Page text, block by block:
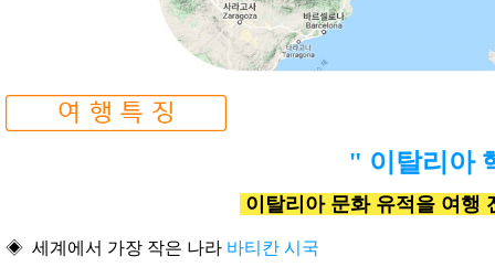
" 이탈리아
이탈리아 문화 유적을 여행
◈ 세계에서 가장 작은 나라 바티칸 시국